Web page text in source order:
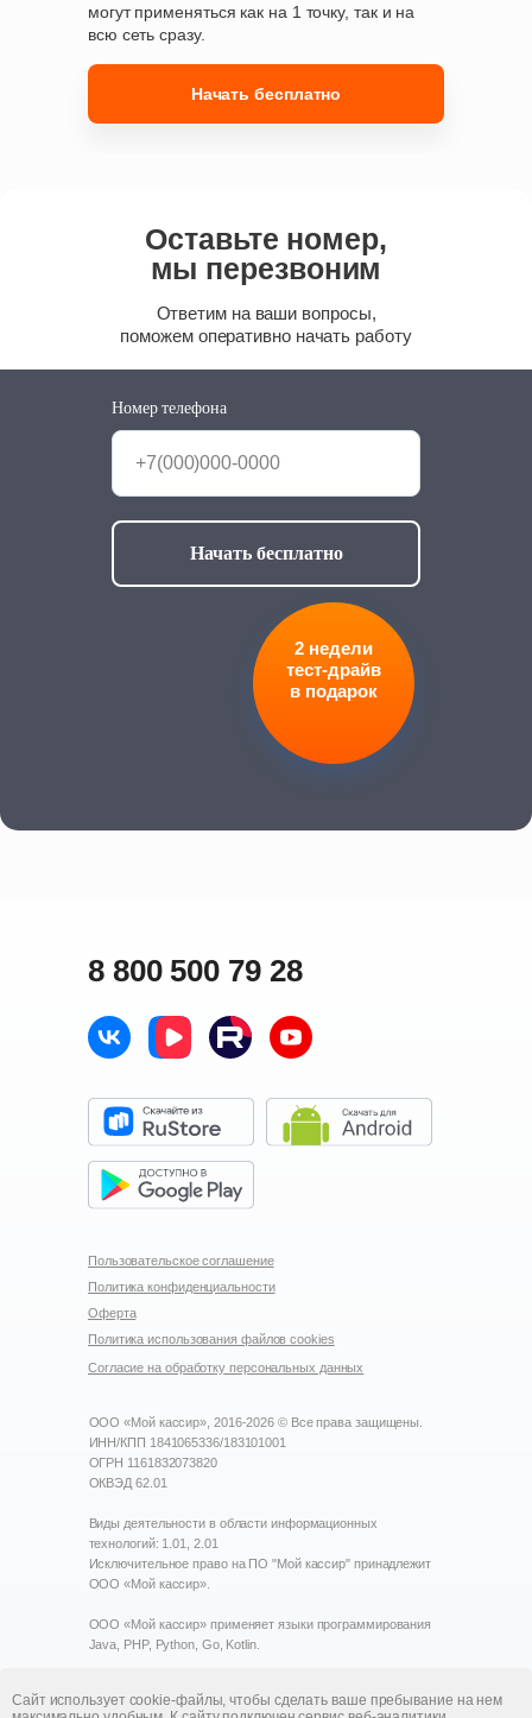
Сайт использует cookie-файлы, чтобы сделать ваше пребывание на нем
могут применяться как на 1 точку, так и на
всю сеть сразу.
Начать бесплатно
Оставьте номер,
мы перезвоним
2 недели
тест-драйв
в подарок
Номер телефона
+7(000)000-0000
Начать бесплатно
Ответим на ваши вопросы,
поможем оперативно начать работу
8 800 500 79 28
Пользовательское соглашение
Политика конфиденциальности
Политика использования файлов cookies
Согласие на обработку персональных данных
Оферта
ООО «Мой кассир», 2016-2026 © Все права защищены.
ИНН/КПП 1841065336/183101001
ОГРН 1161832073820
ОКВЭД 62.01
Виды деятельности в области информационных
технологий: 1.01, 2.01
Исключительное право на ПО "Мой кассир" принадлежит
ООО «Мой кассир».
ООО «Мой кассир» применяет языки программирования
Java, PHP, Python, Go, Kotlin.
организаций, осуществляющих деятельность в области